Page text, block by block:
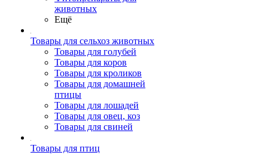
животных
Ещё
Товары для сельхоз животных
Товары для голубей
Товары для коров
Товары для кроликов
Товары для домашней
птицы
Товары для лошадей
Товары для овец, коз
Товары для свиней
Товары для птиц